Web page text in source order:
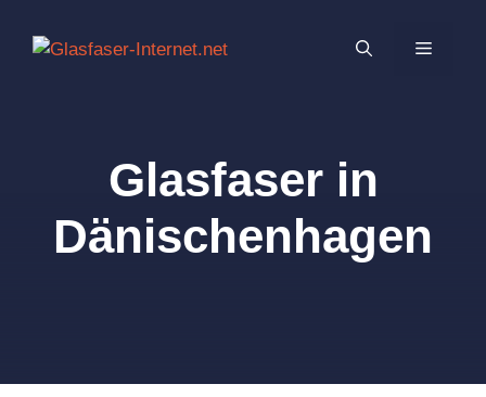
Inhalt
MENÜ
Glasfaser in
Dänischenhagen